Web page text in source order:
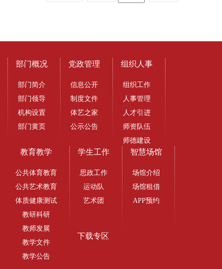
部门概况
部门简介
部门领导
机构设置
部门黄页
党政管理
信息公开
制度文件
体艺之家
公示公告
组织人事
组织工作
人事管理
人才引进
师资队伍
师德建设
教育教学
公共体育教育
公共艺术教育
体质健康测试
教研科研
教师发展
教学文件
教学公告
学生工作
思政工作
运动队
艺术团
智慧场馆
场馆介绍
场馆租借
APP预约
下载专区